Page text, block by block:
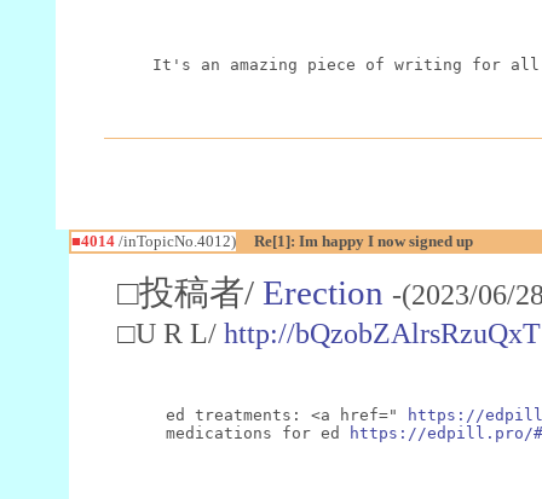
It's an amazing piece of writing for
■4014/inTopicNo.4012) Re[1]: Im happy I now signed up
□投稿者/ Erection -(2023/06/
□U R L/ http://bQzobZAlrsRzuQxT
ed treatments: <a href="
https://
medications for ed
https://edpill.pro/#